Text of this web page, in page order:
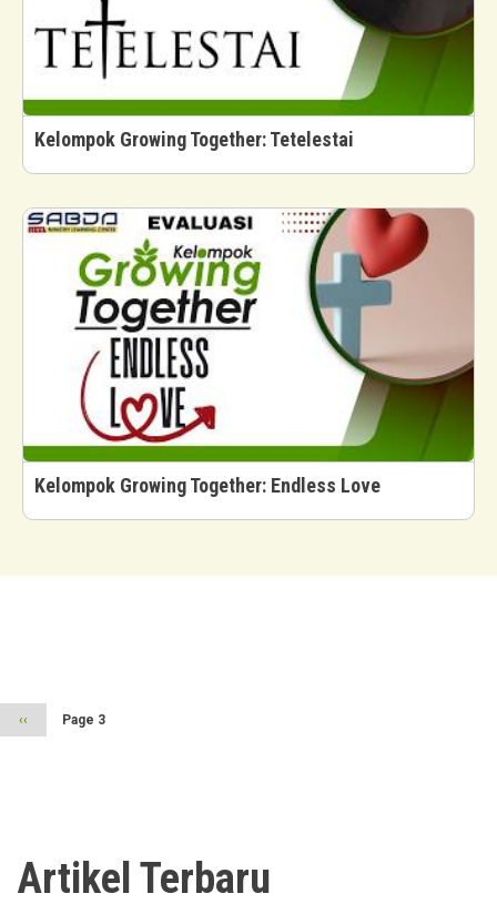
Kelompok Growing Together: Tetelestai
Kelompok Growing Together: Endless Love
Previous
page
‹‹ Page 3
Artikel Terbaru